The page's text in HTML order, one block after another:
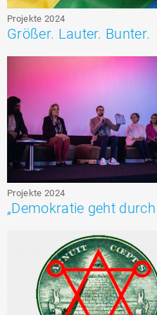
Projekte 2024
Größer. Lauter. Bunter.
Projekte 2024
„Demokratie geht